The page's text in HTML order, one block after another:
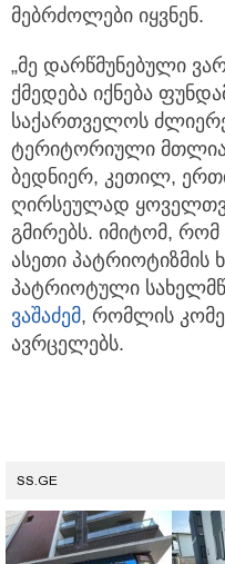
მებრძოლები იყვნენ.
„მე დარწმუნებული
ქმედება იქნება
საქართველოს
ტერიტორიული
ბედნიერ, კეთილ,
ღირსეულად
გმირებს. იმიტომ,
ასეთი პატრიოტიზმის
პატრიოტული
ვაშაძემ, რომლის
ავრცელებს.
SS.GE